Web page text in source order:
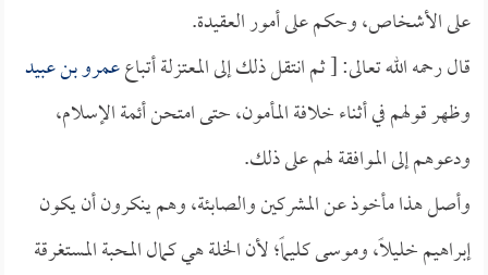
على الأشخاص، وحكم على أمور العقيدة.
قال رحمه الله تعالى: [ ثم انتقل ذلك إلى المعتزلة أتباععمرو بن عبيد
وظهر قولهم في أثناء خلافة المأمون، حتى امتحن أئمة الإسلام،
ودعوهم إلى الموافقة لهم على ذلك.
وأصل هذا مأخوذ عن المشركين والصابئة، وهم ينكرون أن يكون
إبراهيم خليلاً، وموسى كليماً؛ لأن الخلة هي كمال المحبة المستغرقة